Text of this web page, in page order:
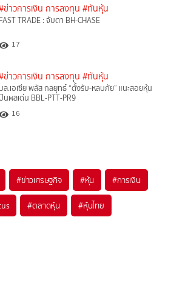
ข่าวการเงิน การลงทุน #ทันหุ้น
FAST TRADE : จับตา BH-CHASE
17
ข่าวการเงิน การลงทุน #ทันหุ้น
บล.เอเซีย พลัส กลยุทธ์ “ตั้งรับ-หลบภัย” แนะสอยหุ้น
ปันผลเด่น BBL-PTT-PR9
16
#ข่าวเศรษฐกิจ #หุ้น #การเงิน
#ตลาดหุ้น #หุ้นไทย